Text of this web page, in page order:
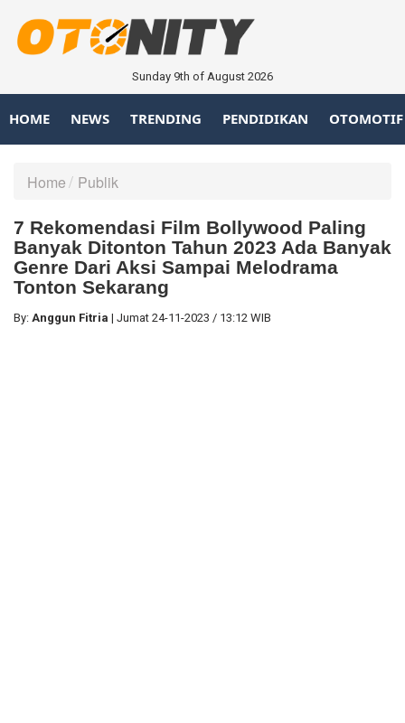
Sunday 9th of August 2026
HOME NEWS TRENDING PENDIDIKAN OTOMOTIF
Home Publik
7 Rekomendasi Film Bollywood Paling
Banyak Ditonton Tahun 2023 Ada Banyak
Genre Dari Aksi Sampai Melodrama
Tonton Sekarang
By: Anggun Fitria | Jumat 24-11-2023 / 13:12 WIB